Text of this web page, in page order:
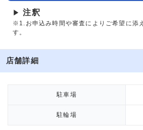
▶ 注釈
※1.お申込み時間や審査によりご希望に添
す。
店舗詳細
駐車場
駐輪場